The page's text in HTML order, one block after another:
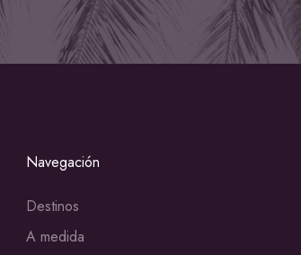
Navegación
Destinos
A medida